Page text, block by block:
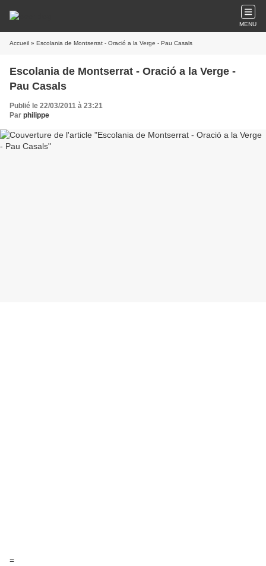
MENU
Accueil » Escolania de Montserrat - Oració a la Verge - Pau Casals
Escolania de Montserrat - Oració a la Verge -
Pau Casals
Publié le 22/03/2011 à 23:21
Par philippe
=